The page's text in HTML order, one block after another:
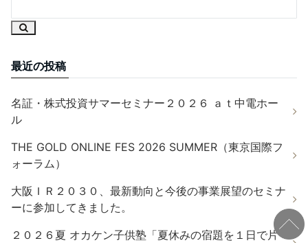
最近の投稿
名証・株式投資サマーセミナー２０２６ ａｔ中電ホー
ル
THE GOLD ONLINE FES 2026 SUMMER（東京国際フ
ォーラム）
大阪ＩＲ２０３０、最新動向と今後の事業展望のセミナ
ーに参加してきました。
２０２６夏 オカケン子供塾「夏休みの宿題を１日で片